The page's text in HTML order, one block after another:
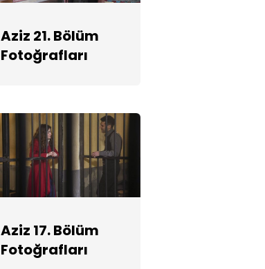
Aziz 21. Bölüm
Fotoğrafları
Aziz 17. Bölüm
Fotoğrafları